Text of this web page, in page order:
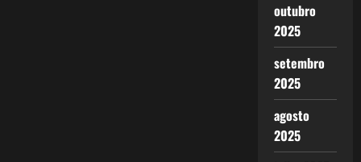
outubro
2025
setembro
2025
agosto
2025